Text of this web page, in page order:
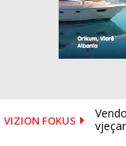
VIZION FOKUS